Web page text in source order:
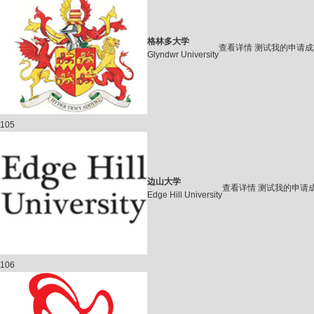
格林多大学
Glyndwr University
查看详情 测试我的申请
105
边山大学
Edge Hill University
查看详情 测试我的申请
106